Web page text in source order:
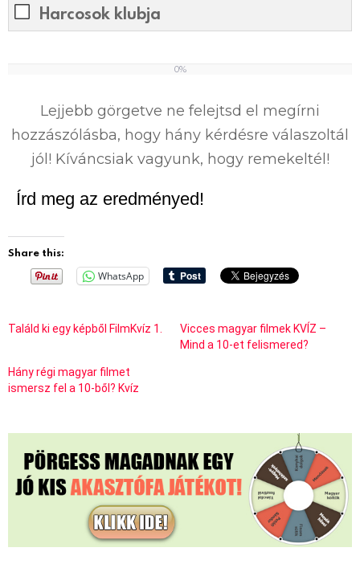
Harcosok klubja
0%
Lejjebb görgetve ne felejtsd el megírni
hozzászólásba, hogy hány kérdésre válaszoltál
jól! Kíváncsiak vagyunk, hogy remekeltél!
Írd meg az eredményed!
Share this:
WhatsApp
Találd ki egy képből FilmKvíz 1.
Vicces magyar filmek KVÍZ –
Mind a 10-et felismered?
Hány régi magyar filmet
ismersz fel a 10-ből? Kvíz